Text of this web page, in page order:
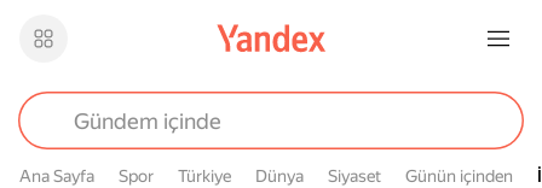
Ana Sayfa Spor Türkiye Dünya Siyaset Günün içinden